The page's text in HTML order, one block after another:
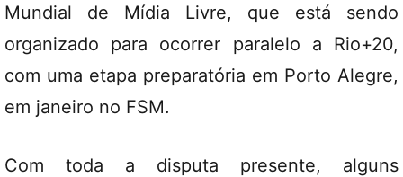
Mundial de Mídia Livre, que está sendo
organizado para ocorrer paralelo a Rio+20,
com uma etapa preparatória em Porto Alegre,
em janeiro no FSM.
Com toda a disputa presente, alguns